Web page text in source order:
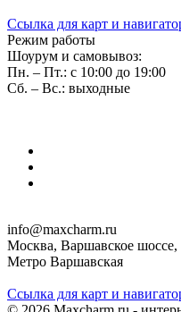
Ссылка для карт и
Режим работы
Шоурум и самовывоз:
Пн. – Пт.: с 10:00 до 19:00
Сб. – Вс.: выходные
info@maxcharm.ru
Москва, Варшавское шоссе,
Метро Варшавская
Ссылка для карт и